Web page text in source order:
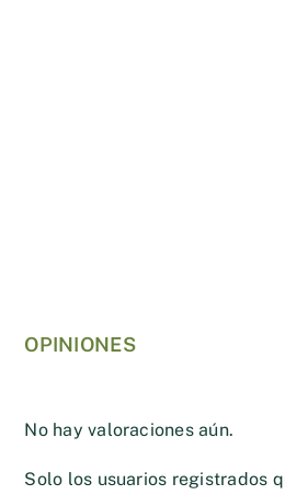
OPINIONES
No hay valoraciones aún.
Solo los usuarios registrados